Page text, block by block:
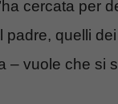
cercata per
padre, quelli
– vuole che si